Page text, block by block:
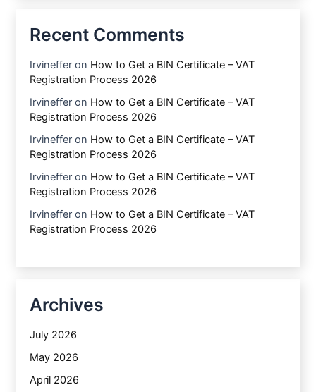
Recent Comments
Irvineffer on How to Get a BIN Certificate – VAT
Registration Process 2026
Irvineffer on How to Get a BIN Certificate – VAT
Registration Process 2026
Irvineffer on How to Get a BIN Certificate – VAT
Registration Process 2026
Irvineffer on How to Get a BIN Certificate – VAT
Registration Process 2026
Irvineffer on How to Get a BIN Certificate – VAT
Registration Process 2026
Archives
July 2026
May 2026
April 2026